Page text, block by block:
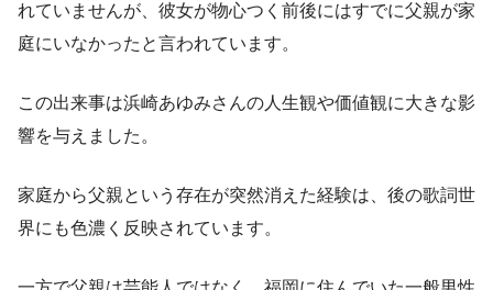
れていませんが、彼女が物心つく前後にはすでに父親が家
庭にいなかったと言われています。
この出来事は浜崎あゆみさんの人生観や価値観に大きな影
響を与えました。
家庭から父親という存在が突然消えた経験は、後の歌詞世
界にも色濃く反映されています。